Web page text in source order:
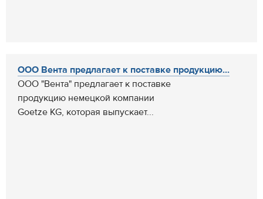
ООО Вента предлагает к поставке продукцию...
ООО "Вента" предлагает к поставке
продукцию немецкой компании
Goetze KG, которая выпускает...